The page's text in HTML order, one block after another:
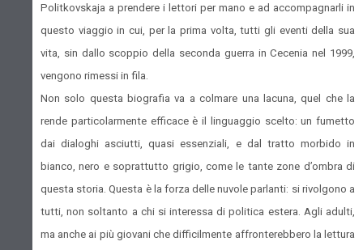
Politkovskaja a prendere i lettori per mano e ad accompagnarli in
questo viaggio in cui, per la prima volta, tutti gli eventi della sua
vita, sin dallo scoppio della seconda guerra in Cecenia nel 1999,
vengono rimessi in fila.
Non solo questa biografia va a colmare una lacuna, quel che la
rende particolarmente efficace è il linguaggio scelto: un fumetto
dai dialoghi asciutti, quasi essenziali, e dal tratto morbido in
bianco, nero e soprattutto grigio, come le tante zone d’ombra di
questa storia. Questa è la forza delle nuvole parlanti: si rivolgono a
tutti, non soltanto a chi si interessa di politica estera. Agli adulti,
ma anche ai più giovani che difficilmente affronterebbero la lettura